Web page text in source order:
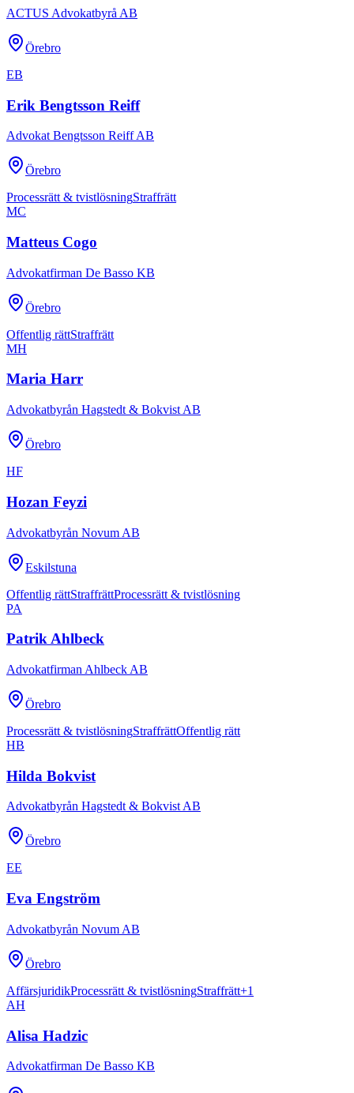
ACTUS Advokatbyrå AB
Örebro
EB
Erik Bengtsson Reiff
Advokat Bengtsson Reiff AB
Örebro
Processrätt & tvistlösningStraffrätt
MC
Matteus Cogo
Advokatfirman De Basso KB
Örebro
Offentlig rättStraffrätt
MH
Maria Harr
Advokatbyrån Hagstedt & Bokvist AB
Örebro
HF
Hozan Feyzi
Advokatbyrån Novum AB
Eskilstuna
Offentlig rättStraffrättProcessrätt & tvistlösning
PA
Patrik Ahlbeck
Advokatfirman Ahlbeck AB
Örebro
Processrätt & tvistlösningStraffrättOffentlig rätt
HB
Hilda Bokvist
Advokatbyrån Hagstedt & Bokvist AB
Örebro
EE
Eva Engström
Advokatbyrån Novum AB
Örebro
AffärsjuridikProcessrätt & tvistlösningStraffrätt+1
AH
Alisa Hadzic
Advokatfirman De Basso KB